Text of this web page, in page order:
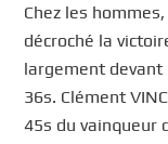
Chez les
décroché la
largement devant
36s. Clément
45s du vainqueur